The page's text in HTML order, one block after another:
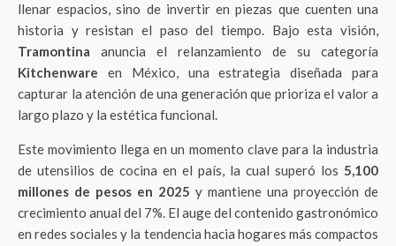
llenar espacios, sino de invertir en piezas que cuenten una
historia y resistan el paso del tiempo. Bajo esta visión,
Tramontina anuncia el relanzamiento de su categoría
Kitchenware en México, una estrategia diseñada para
capturar la atención de una generación que prioriza el valor a
largo plazo y la estética funcional.
Este movimiento llega en un momento clave para la industria
de utensilios de cocina en el país, la cual superó los 5,100
millones de pesos en 2025 y mantiene una proyección de
crecimiento anual del 7%. El auge del contenido gastronómico
en redes sociales y la tendencia hacia hogares más compactos